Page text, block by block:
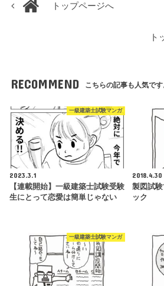
トップページへ
ト
RECOMMEND こちらの記事も人気です
一級建築士試験マンガ
2023.3.1
【連載開始】一級建築士試験受験
生にとって恋愛は簡単じゃない
2018.4.30
製図試
ック
一級建築士試験マンガ